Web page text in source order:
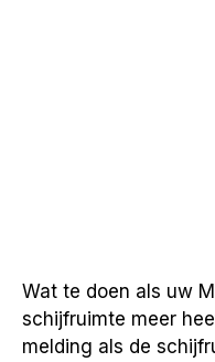
Wat te doen als uw
schijfruimte meer
melding als de